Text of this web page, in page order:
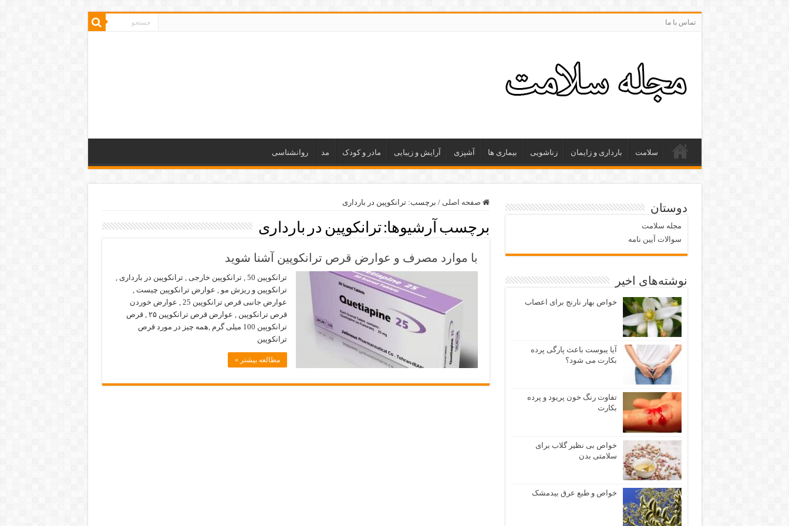
تماس با ما
سلامت بارداری و زایمان زناشویی بیماری ها آشپزی آرایش و زیبایی مادر و کودک مد روانشناسی
صفحه اصلی / برچسب:ترانکوپین در بارداری
برچسب آرشیوها:ترانکوپین در بارداری
با موارد مصرف و عوارض قرص ترانکوپین آشنا شوید
ترانکوپین 50 , ترانکوپین خارجی , ترانکوپین در بارداری ,
ترانکوپین و ریزش مو , عوارض ترانکوپین چیست ,
عوارض جانبی قرص ترانکوپین 25 , عوارض خوردن
قرص ترانکوپین , عوارض قرص ترانکوپین ۲۵ , قرص
ترانکوپین 100 میلی گرم ,همه چیز در مورد قرص
ترانکوپین
مطالعه بیشتر »
دوستان
مجله سلامت
سوالات آیین نامه
نوشته‌های اخیر
خواص بهار نارنج برای اعصاب
آيا یبوست باعث پارگی پرده
بكارت می شود؟
تفاوت رنگ خون پریود و پرده
بکارت
خواص بی نظیر گلاب برای
سلامتی بدن
خواص و طبع عرق بیدمشک